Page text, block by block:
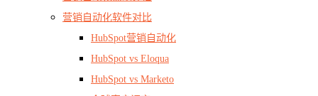
营销自动化软件对比
HubSpot营销自动化
HubSpot vs Eloqua
HubSpot vs Marketo